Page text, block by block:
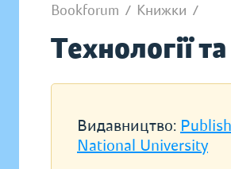
Bookforum / Книжки /
Технології
Видавництво:
National University